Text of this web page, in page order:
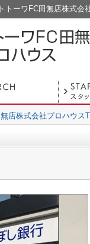
トーワFC田無店株式会
店株式会社プロハウス